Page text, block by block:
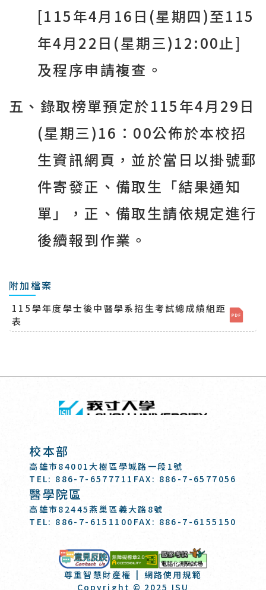
[115年4月16 日 (星期四)至115
年4月22 日 (星期三)12:00止]
及程序申請複查。
五、錄取榜單預定於115年4月 29 日
(星期三)16 ： 00公佈於本校招
生資訊網頁 ，並於當日以掛號郵
件寄發正、備取生「結果通知
單」，正、備取生請依規定進行
後續報到作業。
附加檔案
115學年度學士後中醫學系招生考試總成績組距
表
回頂端
校本部
高雄市84001大樹區學城路一段1號
TEL: 886-7-6577711 FAX: 886-7-6577056
醫學院區
高雄市82445燕巢區義大路8號
TEL: 886-7-6151100 FAX: 886-7-6155150
尊重智慧財產權
網路使用規範
Copyright © 2025 ISU
意見反映 國家考試-電